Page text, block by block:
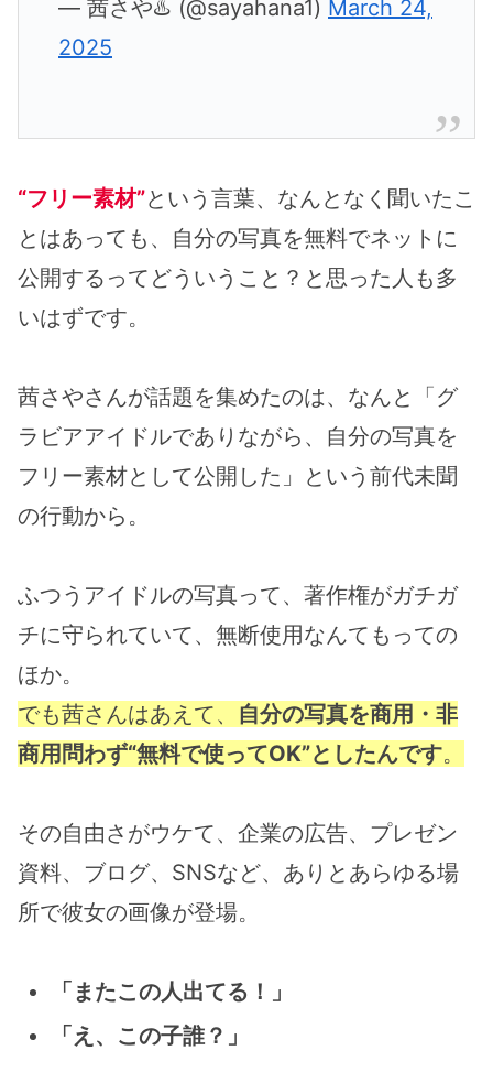
— 茜さや♨️ (@sayahana1) March 24,
2025
“フリー素材”という言葉、なんとなく聞いたこ
とはあっても、自分の写真を無料でネットに
公開するってどういうこと？と思った人も多
いはずです。
茜さやさんが話題を集めたのは、なんと「グ
ラビアアイドルでありながら、自分の写真を
フリー素材として公開した」という前代未聞
の行動から。
ふつうアイドルの写真って、著作権がガチガ
チに守られていて、無断使用なんてもっての
ほか。
でも茜さんはあえて、 自分の写真を商用・非
商用問わず“無料で使ってOK”としたんです。
その自由さがウケて、企業の広告、プレゼン
資料、ブログ、SNSなど、ありとあらゆる場
所で彼女の画像が登場。
「またこの人出てる！」
「え、この子誰？」